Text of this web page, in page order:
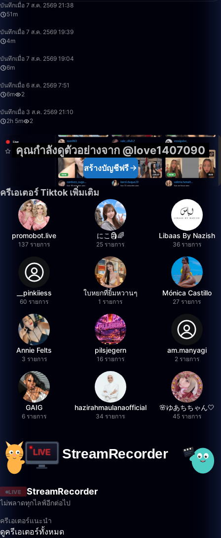
บันทึกเมื่อ 7 ส.ค. 2569 21:38
51m
บันทึกเมื่อ 7 ส.ค. 2569 19:39
4m
บันทึกเมื่อ 7 ส.ค. 2569 19:04
6m
บันทึกเมื่อ 6 ส.ค. 2569 7:51
6m
2
บันทึกเมื่อ 3 ส.ค. 2569 21:10
2h 5m
2
คุณกำลังดูตัวอย่างจาก @love1407090
สร้างบัญชีฟรี
ครีเอเตอร์ Tiktok เพิ่มเติม
promobot.live
137 รายการ
にこ🗿🌈
25 รายการ
Libaas By Nazish
36 รายการ
__pinkiiess
60 รายการ
ใบหยกที่ยิ้มหวานๆ
1 รายการ
Mónica Castillo
27 รายการ
Annie Felts
3 รายการ
pilsjegern
16 รายการ
am.manyagi
2 รายการ
GAIG
6 รายการ
hazirahmaulanaofficial
34 รายการ
🌸ゆあちちゃん🤍
45 รายการ
LIVE StreamRecorder
ไม่พลาดทุกไลฟ์อีกต่อไป
ครีเอเตอร์แนะนำ
ดูครีเอเตอร์ทั้งหมด